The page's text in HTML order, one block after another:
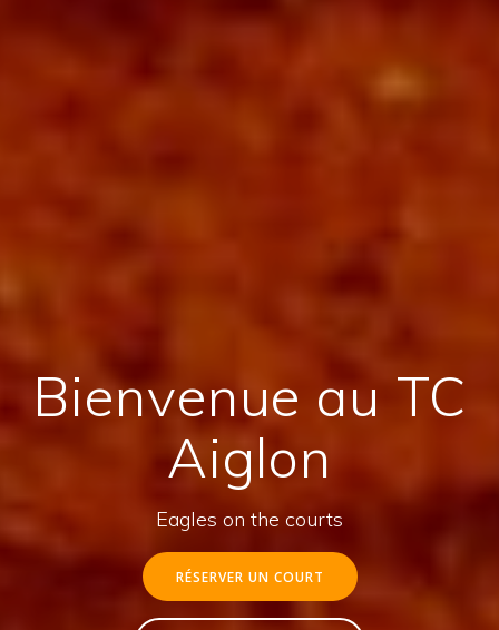
Bienvenue au TC
Aiglon
Eagles on the courts
RÉSERVER UN COURT